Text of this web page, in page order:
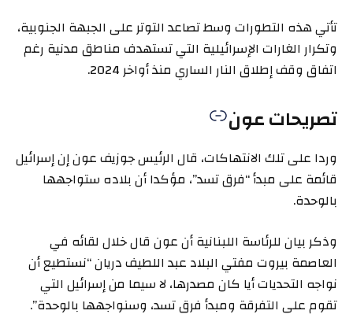
تأتي هذه التطورات وسط تصاعد التوتر على الجبهة الجنوبية،
وتكرار الغارات الإسرائيلية التي تستهدف مناطق مدنية رغم
اتفاق وقف إطلاق النار الساري منذ أواخر 2024.
تصريحات عون
وردا على تلك الانتهاكات، قال الرئيس جوزيف عون إن إسرائيل
قائمة على مبدأ “فرق تسد”، مؤكدا أن بلاده ستواجهها
بالوحدة.
وذكر بيان للرئاسة اللبنانية أن عون قال خلال لقائه في
العاصمة بيروت مفتي البلاد عبد اللطيف دريان “نستطيع أن
نواجه التحديات أيا كان مصدرها، لا سيما من إسرائيل التي
تقوم على التفرقة ومبدأ فرق تسد، وسنواجهها بالوحدة”.